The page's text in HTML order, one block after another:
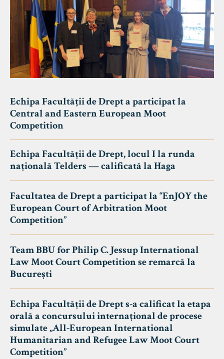
Echipa Facultății de Drept a participat la
Central and Eastern European Moot
Competition
Echipa Facultății de Drept, locul I la runda
națională Telders — calificată la Haga
Facultatea de Drept a participat la “EnJOY the
European Court of Arbitration Moot
Competition”
Team BBU for Philip C. Jessup International
Law Moot Court Competition se remarcă la
București
Echipa Facultății de Drept s-a calificat la etapa
orală a concursului internațional de procese
simulate „All-European International
Humanitarian and Refugee Law Moot Court
Competition”